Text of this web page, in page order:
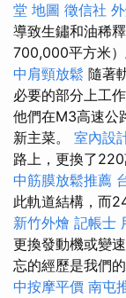
堂 地圖 徵信社
導致生鏽和油稀
700,000平方米）
中肩頸放鬆 隨著
必要的部分上工作
他們在M3高速公
新主菜。 室內設
路上，更換了220
中筋膜放鬆推薦
此軌道結構，而
新竹外燴 記帳士
更換發動機或變
忘的經歷是我們
中按摩平價 南屯